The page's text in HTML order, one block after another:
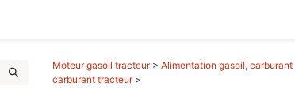
Moteur gasoil tracteur> Alimentation gasoil, carburant
carburant tracteur>